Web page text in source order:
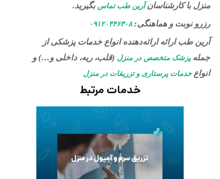
منزل با کارشناسانآرین طب تماس بگیرید.
رزرو نوبت و هماهنگی:۰۹۱۲۰۴۴۶۳۰۸
آرین طب ارائه ارائه‌دهنده انواع خدمات پزشکی از
جملهپزشک متخصص در منزل (قلب، ریه، داخلی و…) و
انواعخدمات پرستاری و تزریقات در منزل
خدمات مرتبط